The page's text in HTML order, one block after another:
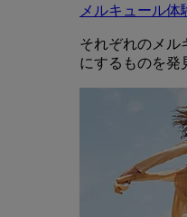
メルキュール体
それぞれのメル
にするものを発